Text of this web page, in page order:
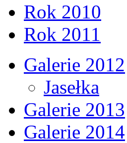
Rok 2010
Rok 2011
Galerie 2012
Jasełka
Galerie 2013
Galerie 2014